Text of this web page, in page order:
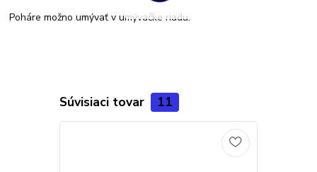
Poháre možno umývať v umývačke riadu.
Súvisiaci tovar 11